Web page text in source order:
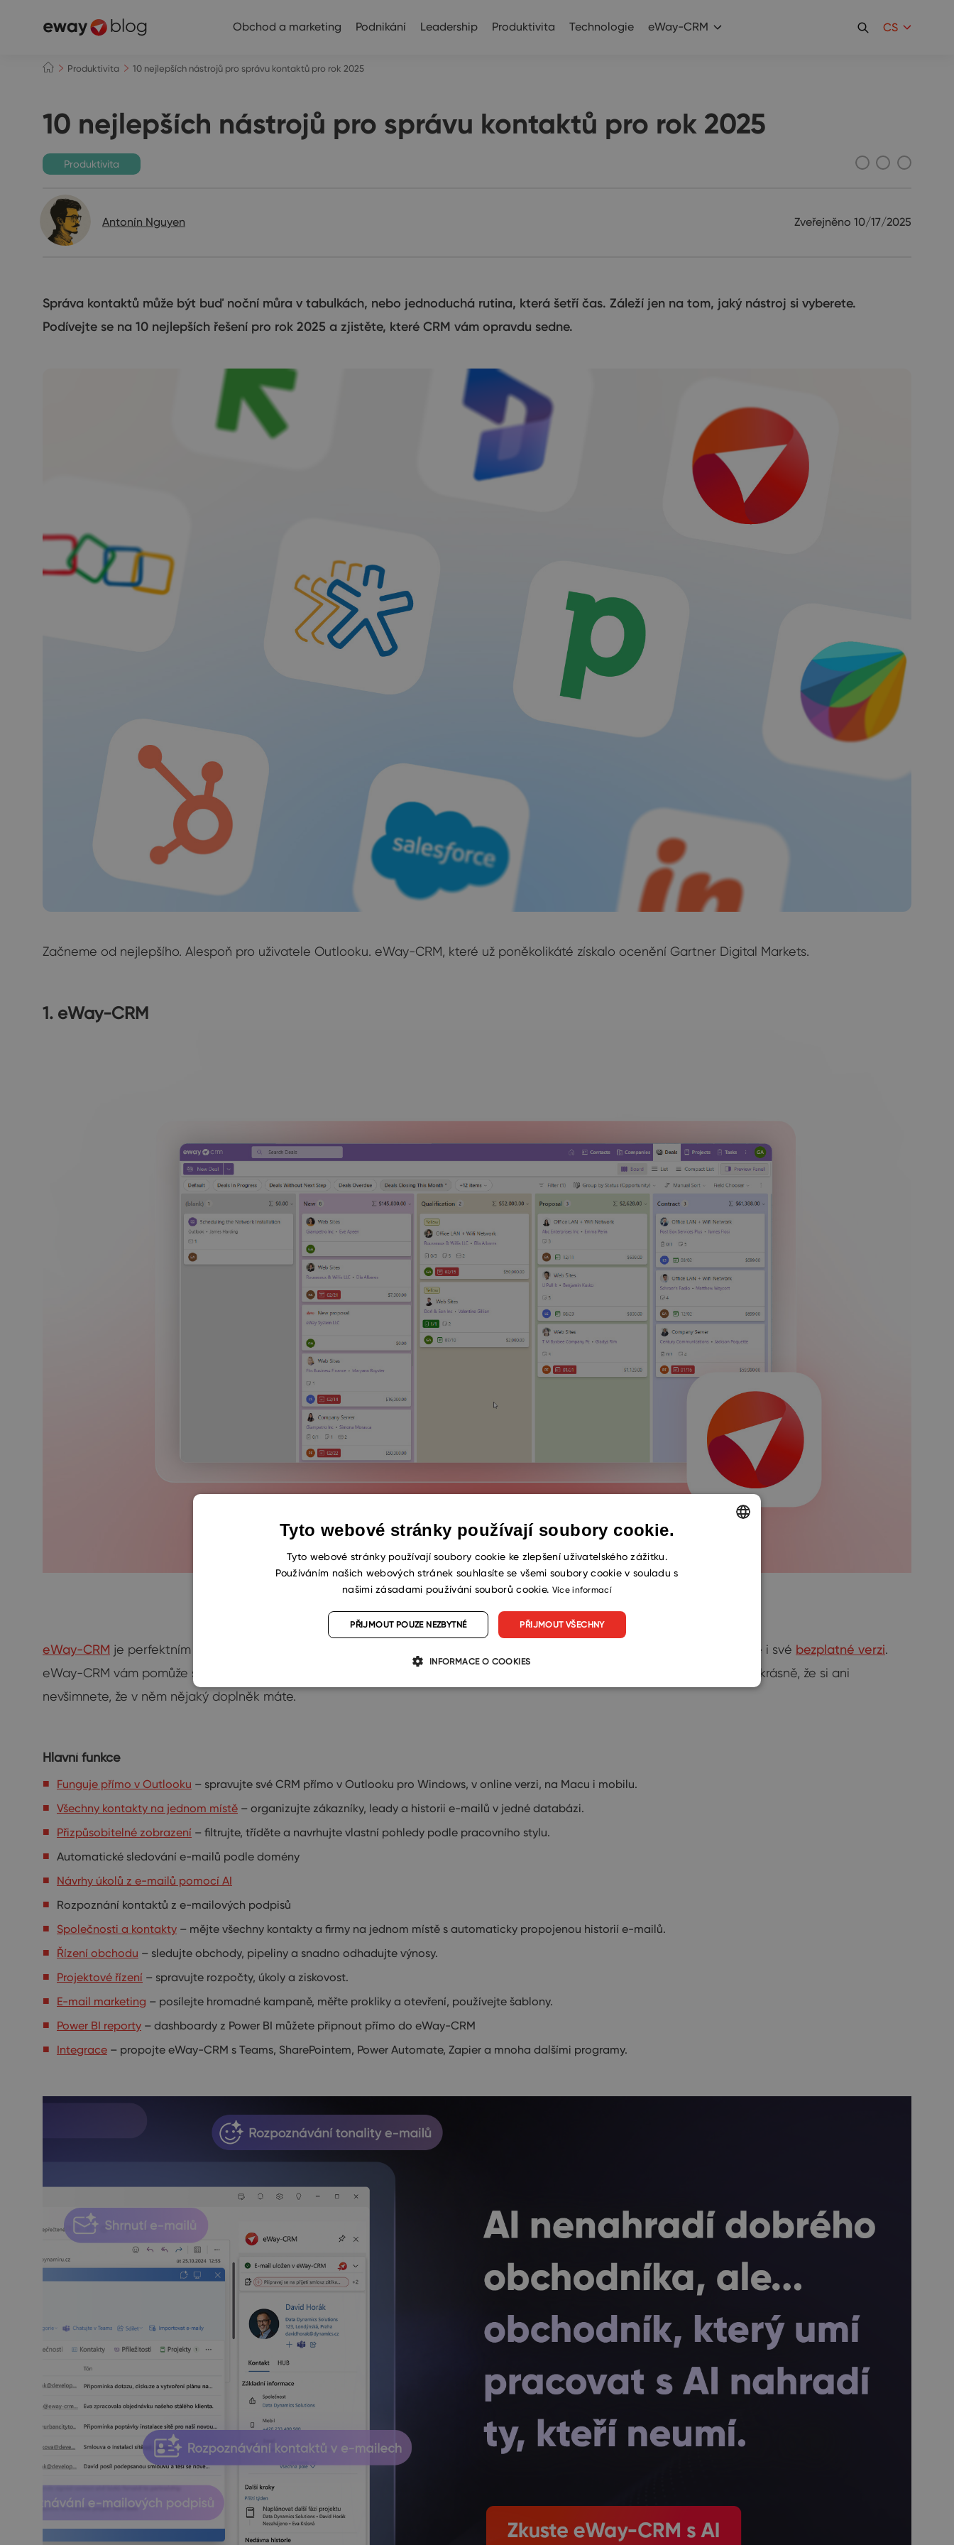
Obchod a marketing Podnikání Leadership Produktivita Technologie eWay-CRM CS
Produktivita 10 nejlepších nástrojů pro správu kontaktů pro rok 2025
10 nejlepších nástrojů pro správu kontaktů pro rok 2025
Produktivita
Antonín Nguyen Zveřejněno 10/17/2025
Správa kontaktů může být buď noční můra v tabulkách, nebo jednoduchá rutina, která šetří čas. Záleží jen na tom, jaký nástroj si vyberete.
Podívejte se na 10 nejlepších řešení pro rok 2025 a zjistěte, které CRM vám opravdu sedne.
Začneme od nejlepšího. Alespoň pro uživatele Outlooku. eWay-CRM, které už poněkolikáté získalo ocenění Gartner Digital Markets.
1. eWay-CRM
eWay-CRM je perfektním řešením pro všechny malé a středně velké firmy. První místo získává díky široké nabídce funkcí, ale i své bezplatné verzi.
eWay-CRM vám pomůže se správou projektů, kontaktů, ale i třeba s email marketingem. Do Outlooku zároveň zapadá tak krásně, že si ani
nevšimnete, že v něm nějaký doplněk máte.
Hlavní funkce
Funguje přímo v Outlooku – spravujte své CRM přímo v Outlooku pro Windows, v online verzi, na Macu i mobilu.
Všechny kontakty na jednom místě – organizujte zákazníky, leady a historii e-mailů v jedné databázi.
Přizpůsobitelné zobrazení – filtrujte, tříděte a navrhujte vlastní pohledy podle pracovního stylu.
Automatické sledování e-mailů podle domény
Návrhy úkolů z e-mailů pomocí AI
Rozpoznání kontaktů z e-mailových podpisů
Společnosti a kontakty – mějte všechny kontakty a firmy na jednom místě s automaticky propojenou historií e-mailů.
Řízení obchodu – sledujte obchody, pipeliny a snadno odhadujte výnosy.
Projektové řízení – spravujte rozpočty, úkoly a ziskovost.
E-mail marketing – posílejte hromadné kampaně, měřte prokliky a otevření, používejte šablony.
Power BI reporty – dashboardy z Power BI můžete připnout přímo do eWay-CRM
Integrace – propojte eWay-CRM s Teams, SharePointem, Power Automate, Zapier a mnoha dalšími programy.
Tyto webové stránky používají soubory cookie.
Tyto webové stránky používají soubory cookie ke zlepšení uživatelského zážitku.
Používáním našich webových stránek souhlasíte se všemi soubory cookie v souladu s
našimi zásadami používání souborů cookie. Více informací
PŘIJMOUT VŠECHNY
PŘIJMOUT POUZE NEZBYTNÉ
INFORMACE O COOKIES